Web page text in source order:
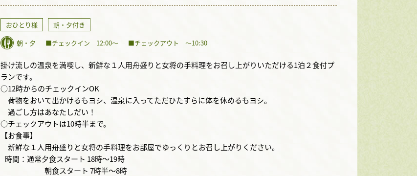
おひとり様
朝・夕付き
朝・夕
■チェックイン 12:00〜 ■チェックアウト 〜10:30
掛け流しの温泉を満喫し、新鮮な１人用舟盛りと女将の手料理をお召し上がりいただける1泊２食付プ
ランです。
○12時からのチェックインOK
荷物をおいて出かけるもヨシ、温泉に入ってただひたすらに体を休めるもヨシ。
過ごし方はあなたしだい！
○チェックアウトは10時半まで。
【お食事】
新鮮な１人用舟盛りと女将の手料理をお部屋でゆっくりとお召し上がりください。
時間：通常夕食スタート 18時～19時
朝食スタート 7時半～8時